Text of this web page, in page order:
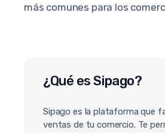
más comunes para los
¿Qué es Sipago?
Sipago es la plataforma que
ventas de tu comercio. Te